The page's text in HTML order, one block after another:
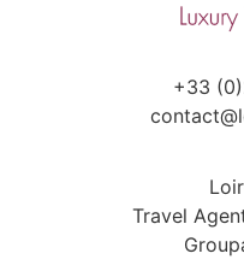
+33
Travel